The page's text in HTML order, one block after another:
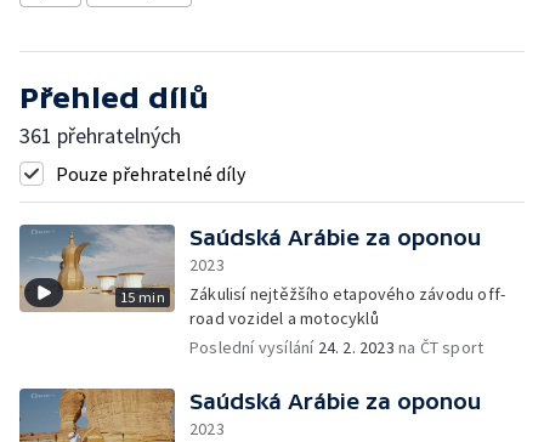
Přehled dílů
361 přehratelných
Pouze přehratelné díly
15 min
Saúdská Arábie za oponou
2023
Zákulisí nejtěžšího etapového závodu off-
road vozidel a motocyklů
Poslední vysílání 24. 2. 2023 na ČT sport
Saúdská Arábie za oponou
2023